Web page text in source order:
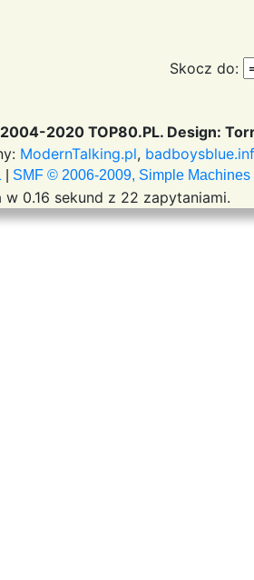
Skocz do:
2020 TOP80.PL. Design:
ModernTalking.pl,
SMF © 2006-2009, Simple Machines
0.16 sekund z 22 zapytaniami.